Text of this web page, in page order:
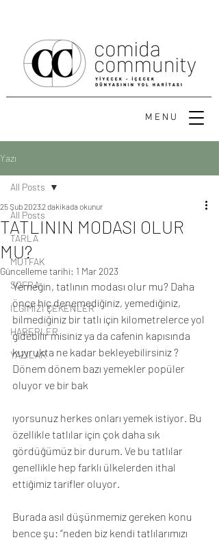
MENU
Yazı
All Posts
TARLA
MUTFAK
SOFRA
İLGİMİZİ ÇEKENLER
HABERLER
YAZILAR
All Posts
TATLININ MODASI OLUR
MU?
25 Şub 20232 dakikada okunur
Güncelleme tarihi: 1 Mar 2023
Yemeğin, tatlının modası olur mu? Daha
önce hiç denemediğiniz, yemediğiniz,
bilmediğiniz bir tatlı için kilometrelerce yol
gidebilir misiniz ya da cafenin kapısında
kuyrukta ne kadar bekleyebilirsiniz ?
Dönem dönem bazı yemekler popüler
oluyor ve bir bak
ıyorsunuz herkes onları yemek istiyor. Bu
özellikle tatlılar için çok daha sık
gördüğümüz bir durum. Ve bu tatlılar
genellikle hep farklı ülkelerden ithal
ettiğimiz tarifler oluyor.
Burada asıl düşünmemiz gereken konu
bence şu: “neden biz kendi tatlılarımızı